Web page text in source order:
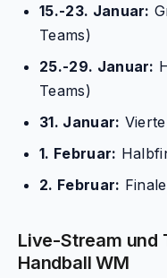
15.-23. Januar:
Teams)
25.-29. Januar:
Teams)
31. Januar:
1. Februar:
2. Februar:
Live-Stream und
Handball WM